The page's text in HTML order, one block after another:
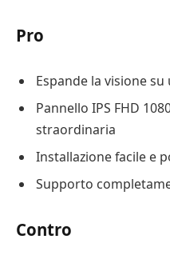
Pro
Espande la visione
Pannello IPS FHD
straordinaria
Installazione facile e
Supporto
Contro